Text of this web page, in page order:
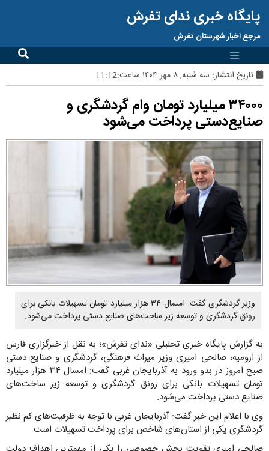
پایگاه خبری ندای تفرش
مرجع اخبار شهرستان تفرش
تاریخ انتشار: سه شنبه, ۸ مهر ۱۴۰۴ ساعت:11:12
۳۴۰۰۰ میلیارد تومان وام گردشگری و
صنایع‌دستی پرداخت می‌‌شود
وزیر گردشگری گفت: امسال ۳۴ هزار میلیارد تومان تسهیلات بانکی برای
رونق گردشگری و‌ توسعه زیر ساخت‌های صنایع دستی پرداخت می‌شود‌.
به گزارش پایگاه خبری تحلیلی «ندای تفرش»؛ به نقل از خبرگزاری فارس
از ارومیه، صالحی امیری وزیر میراث فرهنگی، گردشگری و صنایع دستی
صبح امروز در بدو ورود به آذربایجان غربی گفت: امسال ۳۴ هزار میلیارد
تومان تسهیلات بانکی برای رونق گردشگری و‌ توسعه زیر ساخت‌های
صنایع دستی پرداخت می‌شود‌.
وی با اعلام این خبر گفت: آذربایجان غربی با توجه به ظرفیت‌های کم نظیر
گردشگری یکی از استان‌های شاخص برای پرداخت تسهیلات است.